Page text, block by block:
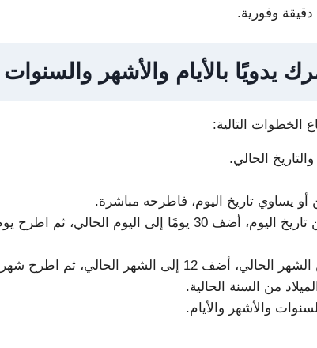
وفورية.
بالأيام والأشهر والسنوات
الخطوات التالية:
الحالي.
أو يساوي تاريخ اليوم، فاطرحه مباشرة.
ثم اطرح يوم الميلاد، واطرح 1 من عدد الأشهر.
ثم اطرح شهر الميلاد، واطرح 1 من عدد السنوات.
من السنة الحالية.
والأشهر والأيام.